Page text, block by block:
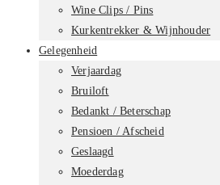
Wine Clips / Pins
Kurkentrekker & Wijnhouder
Gelegenheid
Verjaardag
Bruiloft
Bedankt / Beterschap
Pensioen / Afscheid
Geslaagd
Moederdag